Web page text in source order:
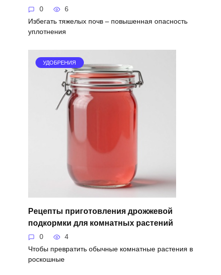
0 6
Избегать тяжелых почв – повышенная опасность
уплотнения
УДОБРЕНИЯ
Рецепты приготовления дрожжевой
подкормки для комнатных растений
0 4
Чтобы превратить обычные комнатные растения в
роскошные